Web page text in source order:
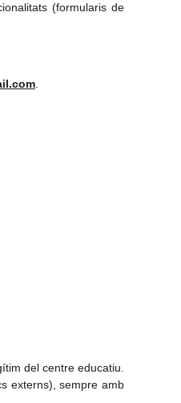
(formularis de
del centre educatiu.
externs), sempre amb